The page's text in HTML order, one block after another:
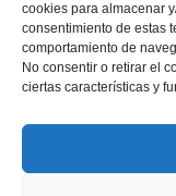
cookies para almacenar
consentimiento de estas
comportamiento de
No consentir o retirar el
ciertas características y
FAQ
Política de